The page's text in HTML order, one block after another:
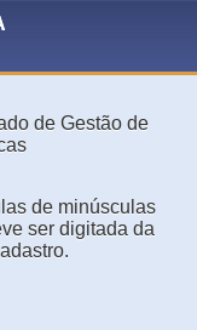
de Gestão de
de minúsculas
ser digitada da